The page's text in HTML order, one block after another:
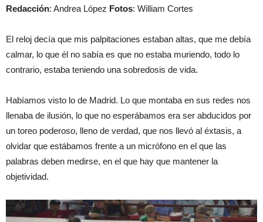
Redacción: Andrea López Fotos: William Cortes
El reloj decía que mis palpitaciones estaban altas, que me debía
calmar, lo que él no sabía es que no estaba muriendo, todo lo
contrario, estaba teniendo una sobredosis de vida.
Habíamos visto lo de Madrid. Lo que montaba en sus redes nos
llenaba de ilusión, lo que no esperábamos era ser abducidos por
un toreo poderoso, lleno de verdad, que nos llevó al éxtasis, a
olvidar que estábamos frente a un micrófono en el que las
palabras deben medirse, en el que hay que mantener la
objetividad.